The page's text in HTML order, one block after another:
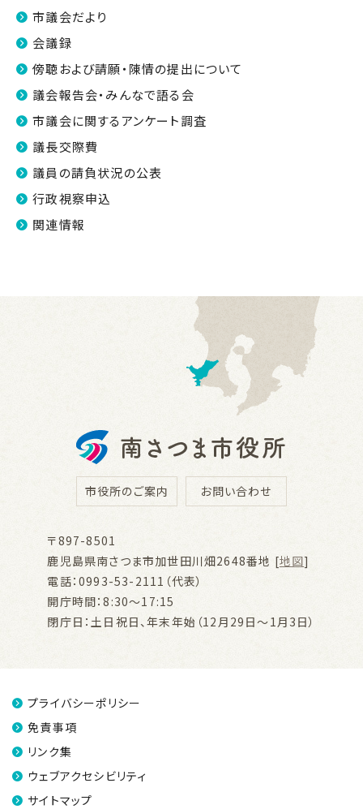
市議会だより
会議録
傍聴および請願・陳情の提出について
議会報告会・みんなで語る会
市議会に関するアンケート調査
議長交際費
議員の請負状況の公表
行政視察申込
関連情報
市役所のご案内 お問い合わせ
〒897-8501
鹿児島県南さつま市加世田川畑2648番地 [地図]
電話：0993-53-2111（代表）
開庁時間：8:30～17:15
閉庁日：土日祝日、年末年始（12月29日～1月3日）
プライバシーポリシー
免責事項
リンク集
ウェブアクセシビリティ
サイトマップ